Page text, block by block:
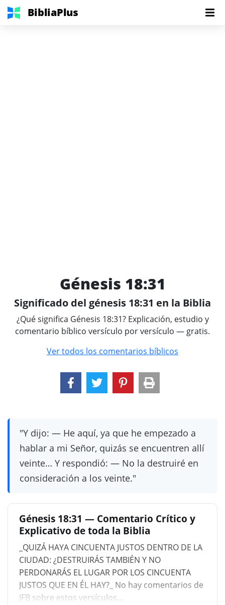
BibliaPlus
Génesis 18:31
Significado del génesis 18:31 en la Biblia
¿Qué significa Génesis 18:31? Explicación, estudio y
comentario bíblico versículo por versículo — gratis.
Ver todos los comentarios bíblicos
"Y dijo: — He aquí, ya que he empezado a
hablar a mi Señor, quizás se encuentren allí
veinte… Y respondió: — No la destruiré en
consideración a los veinte."
Génesis 18:31 — Comentario Crítico y
Explicativo de toda la Biblia
_QUIZÁ HAYA CINCUENTA JUSTOS DENTRO DE LA
CIUDAD: ¿DESTRUIRÁS TAMBIÉN Y NO
PERDONARÁS EL LUGAR POR LOS CINCUENTA
JUSTOS QUE EN ÉL HAY?_ No hay comentarios de
JFB sobre estos versículos....